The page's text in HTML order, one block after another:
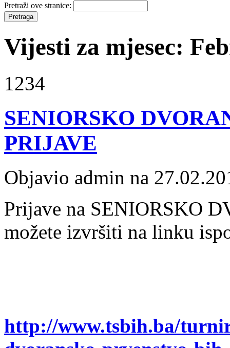
Pretraži ove stranice:
Vijesti za mjesec:
1234
SENIORSKO
PRIJAVE
Objavio admin na
Prijave na SENIORSKO
možete izvršiti na linku
http://www.tsbih.ba/